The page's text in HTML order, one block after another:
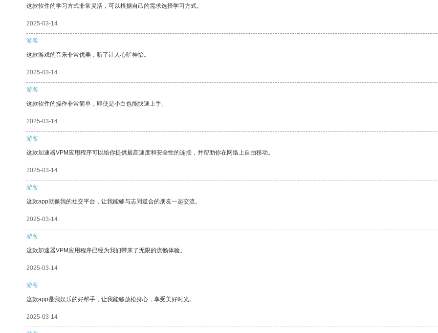
这款软件的学习方式非常灵活，可以根据自己的需求选择学习方式。
2025-03-14
游客
这款游戏的音乐非常优美，听了让人心旷神怡。
2025-03-14
游客
这款软件的操作非常简单，即使是小白也能快速上手。
2025-03-14
游客
这款加速器VPM应用程序可以给你提供最高速度和安全性的连接，并帮助你在网络上自由移动。
2025-03-14
游客
这款app就像我的社交平台，让我能够与志同道合的朋友一起交流。
2025-03-14
游客
这款加速器VPM应用程序已经为我们带来了无限的流畅体验。
2025-03-14
游客
这款app是我娱乐的好帮手，让我能够放松身心，享受美好时光。
2025-03-14